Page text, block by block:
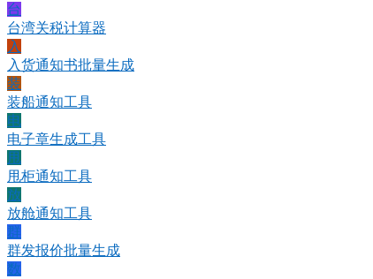
台
台湾关税计算器
入
入货通知书批量生成
装
装船通知工具
电
电子章生成工具
甩
甩柜通知工具
放
放舱通知工具
群
群发报价批量生成
数